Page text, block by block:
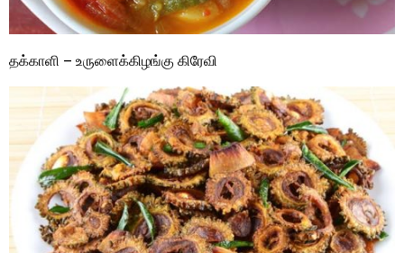
தக்காளி – உருளைக்கிழங்கு கிரேவி